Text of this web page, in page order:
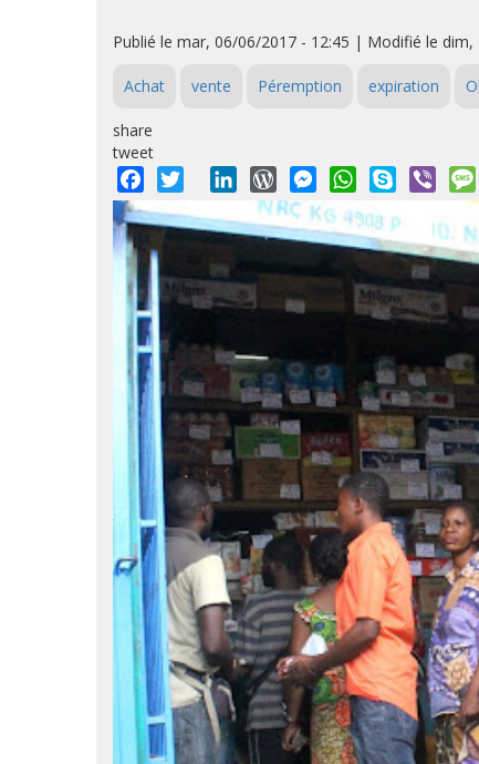
Publié le mar, 06/06/2017 - 12:45 | Modifié le dim,
Achat vente Péremption expiration
share
tweet
Facebook
Twitter LinkedInWordPressMessengerWhatsApp
Skype Viber